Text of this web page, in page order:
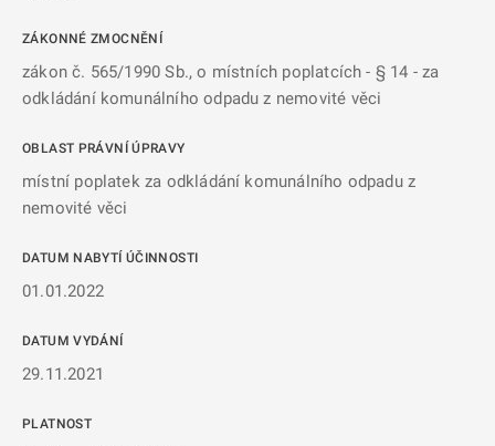
ZÁKONNÉ ZMOCNĚNÍ
zákon č. 565/1990 Sb., o místních poplatcích - § 14 - za
odkládání komunálního odpadu z nemovité věci
OBLAST PRÁVNÍ ÚPRAVY
místní poplatek za odkládání komunálního odpadu z
nemovité věci
DATUM NABYTÍ ÚČINNOSTI
01.01.2022
DATUM VYDÁNÍ
29.11.2021
PLATNOST